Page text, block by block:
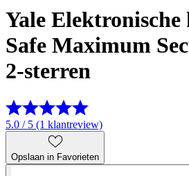
Yale
Safe Maximum
2-sterren
5.0 / 5 (1 klantreview)
Opslaan in Favorieten